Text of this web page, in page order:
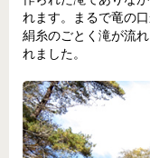
れます。まるで竜の
絹糸のごとく滝が流
れました。